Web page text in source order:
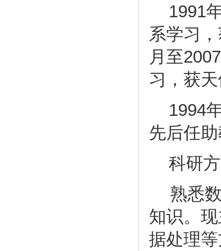
1991
系学习
月至
习，获
1994
先后任
科研方
熟悉
知识。
据处理